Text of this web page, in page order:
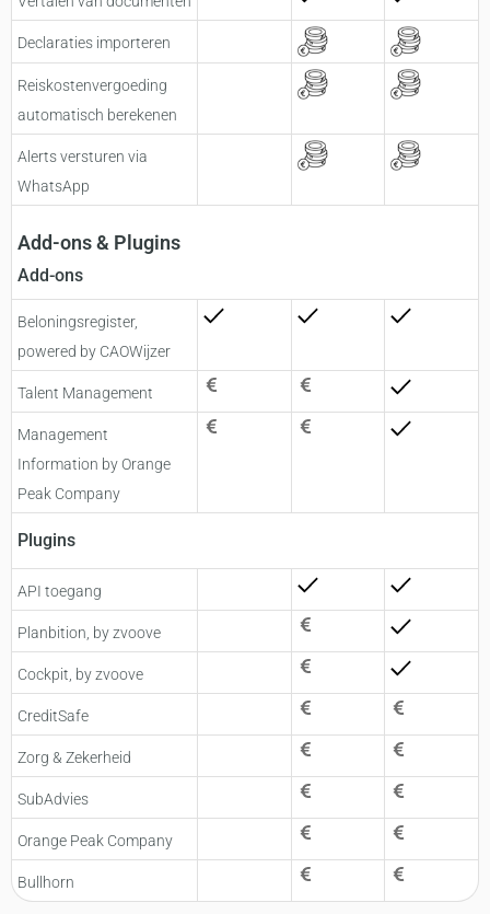
Declaraties importeren
Reiskostenvergoeding
automatisch berekenen​
Alerts versturen via
WhatsApp​
Add-ons & Plugins
Add-ons
Beloningsregister,
powered by CAOWijzer
Talent Management
Management
Information by Orange
Peak Company
Plugins
API toegang
Planbition, by zvoove
Cockpit, by zvoove
CreditSafe
Zorg & Zekerheid
SubAdvies
Orange Peak Company
Bullhorn